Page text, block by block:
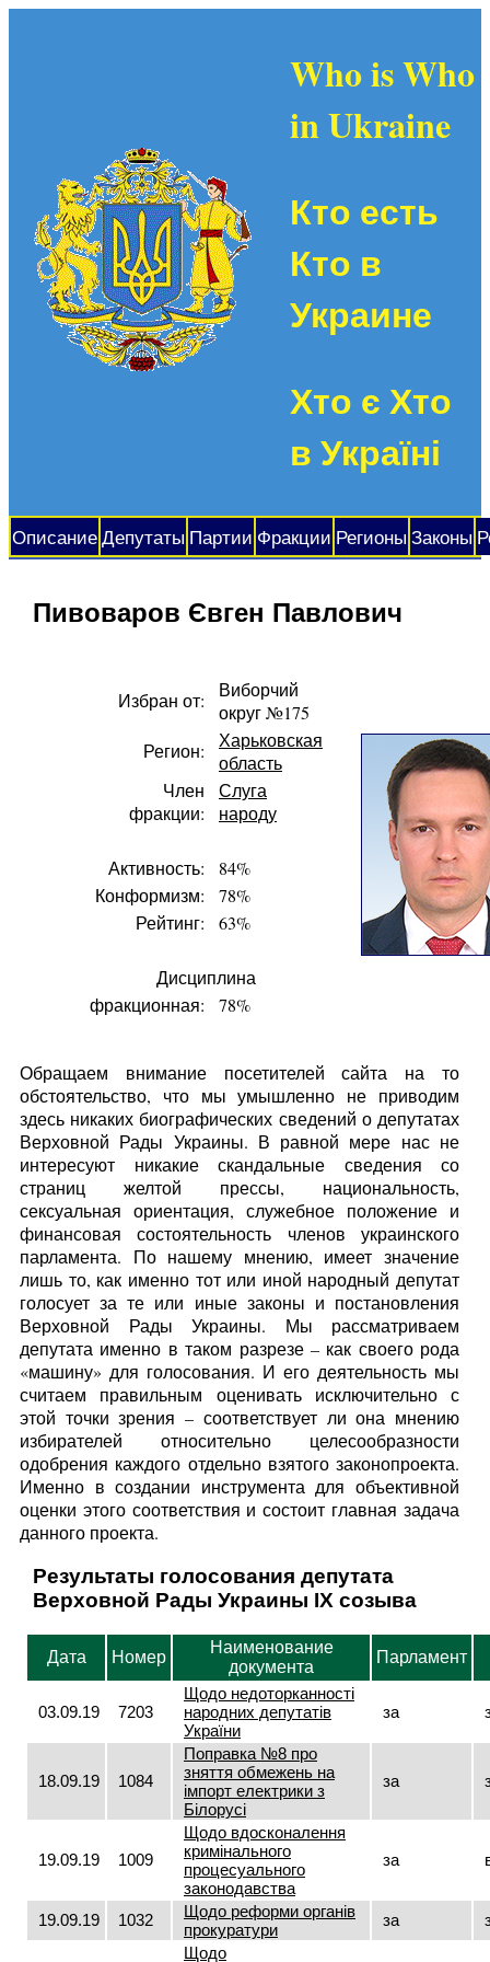
Who is Who
in Ukraine
Кто есть
Кто в
Украине
Хто є Хто
в Україні
Описание Депутаты Партии Фракции Регионы Законы
Пивоваров Євген Павлович
Избран от:
Виборчий
округ №175
Регион:
Харьковская
область
Член
фракции:
Слуга
народу
Активность:
84%
Конформизм:
78%
Рейтинг:
63%
Дисциплина
фракционная:
78%
Обращаем внимание посетителей сайта на то
обстоятельство, что мы умышленно не приводим
здесь никаких биографических сведений о депутатах
Верховной Рады Украины. В равной мере нас не
интересуют никакие скандальные сведения со
страниц желтой прессы, национальность,
сексуальная ориентация, служебное положение и
финансовая состоятельность членов украинского
парламента. По нашему мнению, имеет значение
лишь то, как именно тот или иной народный депутат
голосует за те или иные законы и постановления
Верховной Рады Украины. Мы рассматриваем
депутата именно в таком разрезе – как своего рода
«машину» для голосования. И его деятельность мы
считаем правильным оценивать исключительно с
этой точки зрения – соответствует ли она мнению
избирателей относительно целесообразности
одобрения каждого отдельно взятого законопроекта.
Именно в создании инструмента для объективной
оценки этого соответствия и состоит главная задача
данного проекта.
Результаты голосования депутата
Верховной Рады Украины IX созыва
Дата Номер
Наименование
документа
Парламент
03.09.19 7203
Щодо недоторканності
народних депутатів
України
за
18.09.19 1084
Поправка №8 про
зняття обмежень на
імпорт електрики з
Білорусі
за
19.09.19 1009
Щодо вдосконалення
кримінального
процесуального
законодавства
за
19.09.19 1032
Щодо реформи органів
прокуратури
за
Щодо